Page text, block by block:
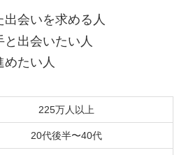
会いを求める人
出会いたい人
めたい人
225万人以上
20代後半〜40代